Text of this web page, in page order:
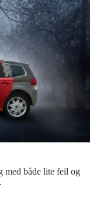
med både lite feil og